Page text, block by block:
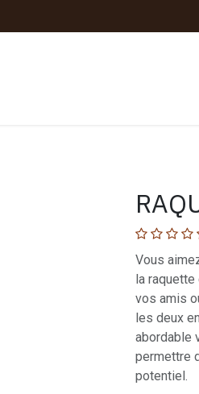
Vous
la
vos amis
les deux
abordable
permettre
potentiel.